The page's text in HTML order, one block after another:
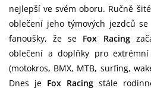
nejlepší ve svém oboru. Ručně
oblečení jeho týmových jezdců
fanoušky, že se Fox Racing
oblečení a doplňky pro
(motokros, BMX, MTB, surfing,
Dnes je Fox Racingstále